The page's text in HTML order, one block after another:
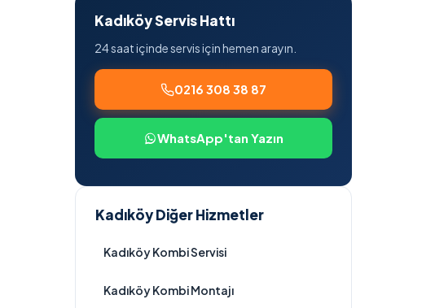
Kadıköy Servis Hattı
24 saat içinde servis için hemen arayın.
0216 308 38 87
WhatsApp'tan Yazın
Kadıköy Diğer Hizmetler
Kadıköy Kombi Servisi
Kadıköy Kombi Montajı